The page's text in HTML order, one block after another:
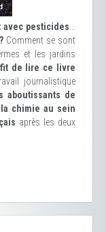
pesticides
Comment se sont
et les jardins
de lire ce livre
journalistique
aboutissants de
chimie au sein
après les deux